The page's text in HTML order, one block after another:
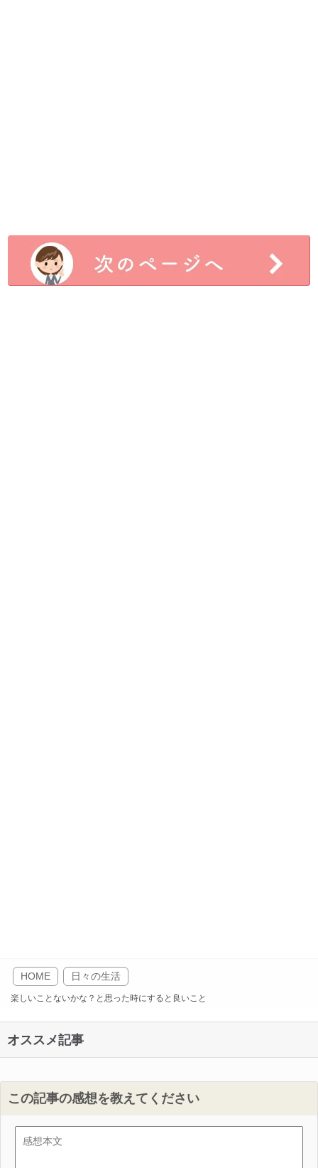
HOME 日々の生活
楽しいことないかな？と思った時にすると良いこと
オススメ記事
この記事の感想を教えてください